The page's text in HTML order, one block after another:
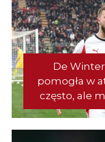
De
pomogła w
często, ale